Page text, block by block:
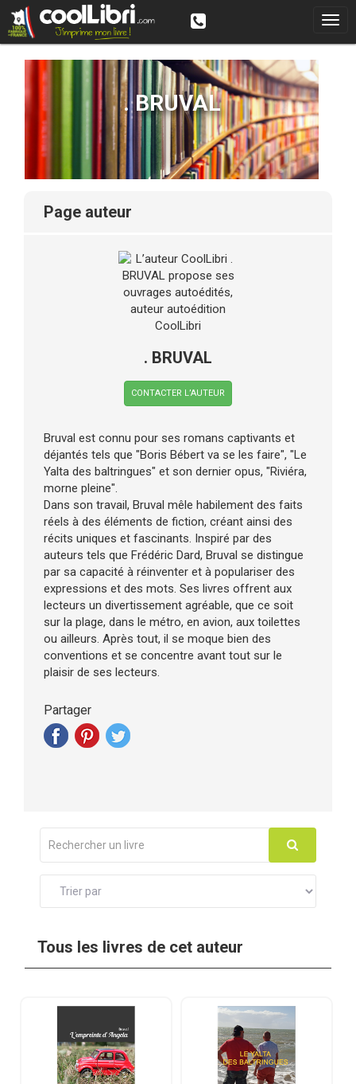
. BRUVAL
page auteur
. BRUVAL
CONTACTER L’AUTEUR
Bruval est connu pour ses romans captivants et
déjantés tels que "Boris Bébert va se les faire", "Le
Yalta des baltringues" et son dernier opus, "Riviéra,
morne pleine".
Dans son travail, Bruval mêle habilement des faits
réels à des éléments de fiction, créant ainsi des
récits uniques et fascinants. Inspiré par des
auteurs tels que Frédéric Dard, Bruval se distingue
par sa capacité à réinventer et à populariser des
expressions et des mots. Ses livres offrent aux
lecteurs un divertissement agréable, que ce soit
sur la plage, dans le métro, en avion, aux toilettes
ou ailleurs. Après tout, il se moque bien des
conventions et se concentre avant tout sur le
plaisir de ses lecteurs.
Partager
Tous les livres de cet auteur